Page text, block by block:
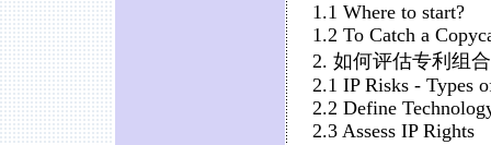
1.1 Where to start?
1.2 To Catch a
2. 如何评估专利组
2.1 IP Risks - Types
2.2 Define
2.3 Assess IP Rights